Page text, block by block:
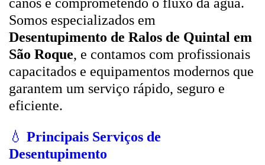
Somos especializados em
Desentupimento de Ralos de Quintal em
São Roque, e contamos com profissionais
capacitados e equipamentos modernos que
garantem um serviço rápido, seguro e
eficiente.
💧 Principais Serviços de
Desentupimento